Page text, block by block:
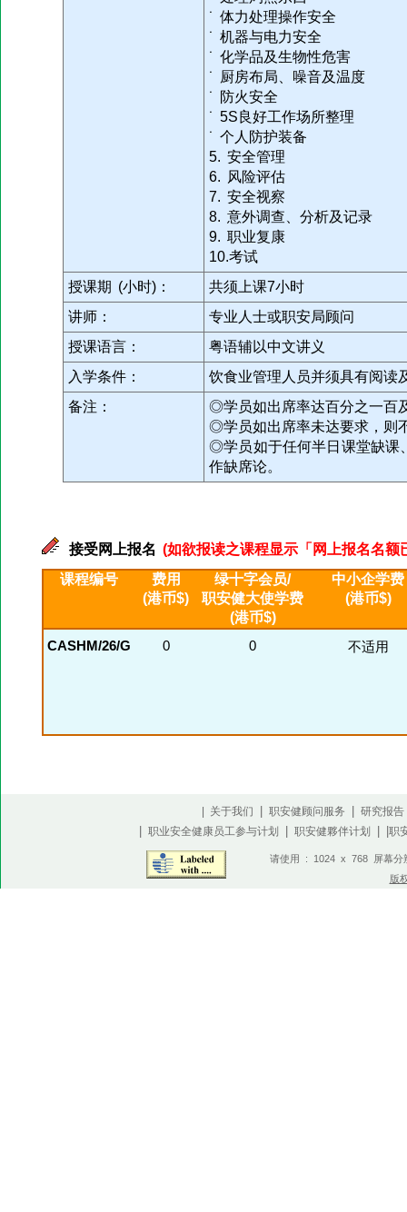
˙ 体力处理操作安全
˙ 机器与电力安全
˙ 化学品及生物性危害
˙ 厨房布局、噪音及温度
˙ 防火安全
˙ 5S良好工作场所整理
˙ 个人防护装备
5. 安全管理
6. 风险评估
7. 安全视察
8. 意外调查、分析及记录
9. 职业复康
10.考试
授课期 (小时)：
共须上课7小时
讲师：
专业人士或职安局顾问
授课语言：
粤语辅以中文讲义
入学条件：
饮食业管理人员并须具有阅读
备注：
◎学员如出席率达百分之一百
◎学员如出席率未达要求，则
◎学员如于任何半日课堂缺课
作缺席论。
接受网上报名 (如欲报读之课程显示「网上报名名
课程编号
费用
(港币$)
绿十字会员/
职安健大使学费
(港币$)
中小企学费
(港币$)
CASHM/26/G 0 0 不适用
| 关于我们 职安健顾问服务 研究报告
职业安全健康员工参与计划 职安健夥伴计划 职
请使用 : 1024 x 768 屏幕分
版